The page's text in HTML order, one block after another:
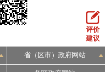
评价
建议
省（区市）政府网站